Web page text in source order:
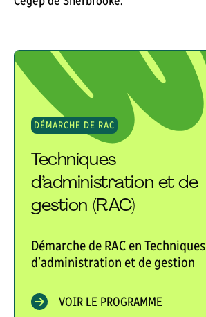
DÉMARCHE DE RAC
Techniques
d’administration et de
gestion (RAC)
Démarche de RAC en Techniques
d’administration et de gestion
VOIR LE PROGRAMME